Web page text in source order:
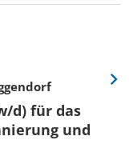
d) für das
und
Eine